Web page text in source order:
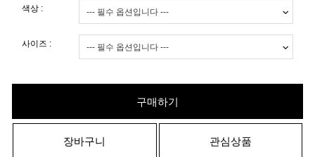
색상 :
사이즈 :
구매하기
장바구니 관심상품